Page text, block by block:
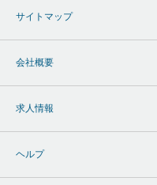
サイトマップ
会社概要
求人情報
ヘルプ